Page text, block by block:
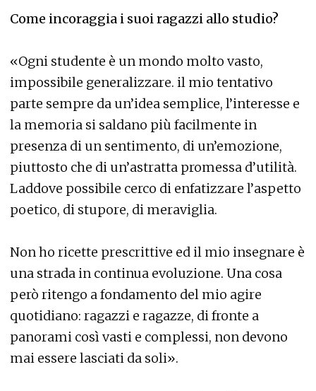
Come incoraggia i suoi ragazzi allo studio?
«Ogni studente è un mondo molto vasto,
impossibile generalizzare. il mio tentativo
parte sempre da un’idea semplice, l’interesse e
la memoria si saldano più facilmente in
presenza di un sentimento, di un’emozione,
piuttosto che di un’astratta promessa d’utilità.
Laddove possibile cerco di enfatizzare l’aspetto
poetico, di stupore, di meraviglia.
Non ho ricette prescrittive ed il mio insegnare è
una strada in continua evoluzione. Una cosa
però ritengo a fondamento del mio agire
quotidiano: ragazzi e ragazze, di fronte a
panorami così vasti e complessi, non devono
mai essere lasciati da soli».